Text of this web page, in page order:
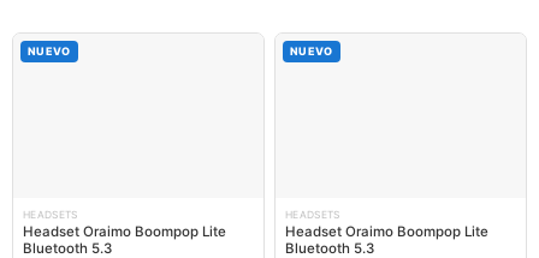
NUEVO
HEADSETS
Headset Oraimo Boompop Lite
Bluetooth 5.3
NUEVO
HEADSETS
Headset Oraimo Boompop Lite
Bluetooth 5.3